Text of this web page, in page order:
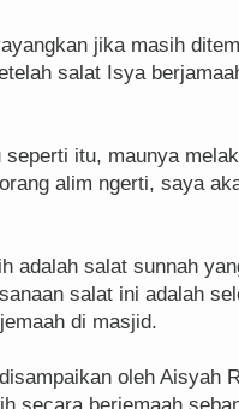
jika masih
salat Isya
seperti itu, maunya
alim ngerti, saya
adalah salat sunnah
salat ini adalah
di masjid.
oleh Aisyah
secara berjemaah